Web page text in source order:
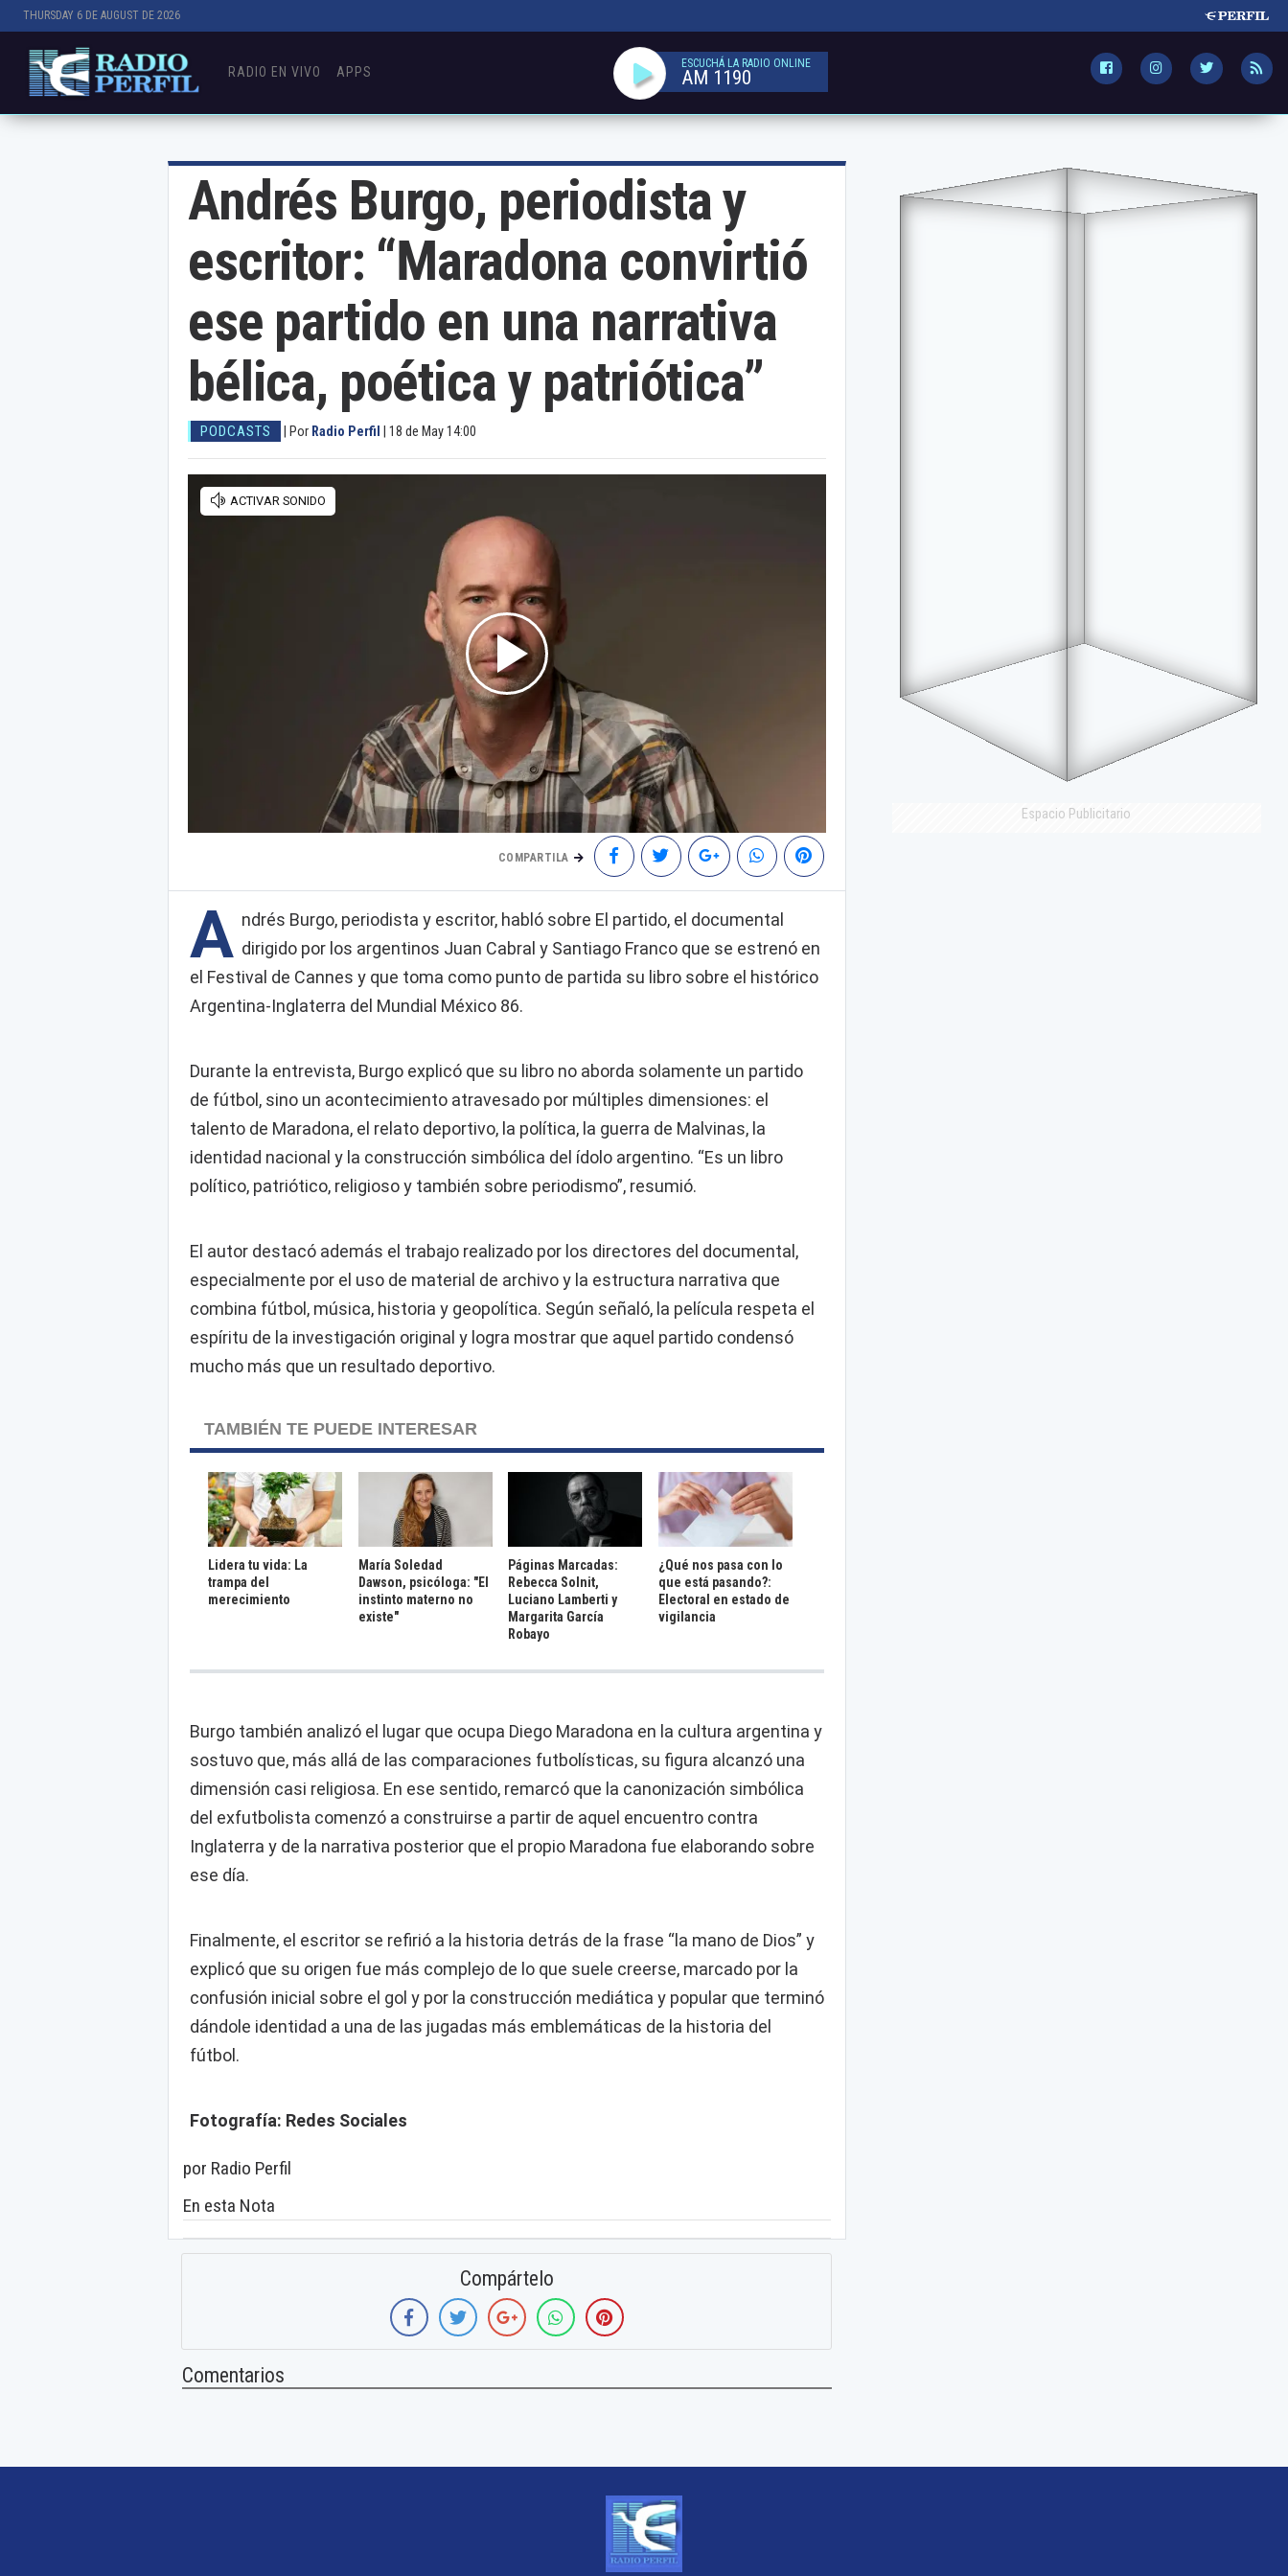
THURSDAY 6 DE AUGUST DE 2026
RADIO EN VIVO APPS
ESCUCHÁ LA RADIO ONLINE
AM 1190
Andrés Burgo, periodista y
escritor: “Maradona convirtió
ese partido en una narrativa
bélica, poética y patriótica”
PODCASTS Por Radio Perfil 18 de May 14:00
COMPARTILA
A ndrés Burgo, periodista y escritor, habló sobre El partido, el documental
dirigido por los argentinos Juan Cabral y Santiago Franco que se estrenó en
el Festival de Cannes y que toma como punto de partida su libro sobre el histórico
Argentina-Inglaterra del Mundial México 86.
Durante la entrevista, Burgo explicó que su libro no aborda solamente un partido
de fútbol, sino un acontecimiento atravesado por múltiples dimensiones: el
talento de Maradona, el relato deportivo, la política, la guerra de Malvinas, la
identidad nacional y la construcción simbólica del ídolo argentino. “Es un libro
político, patriótico, religioso y también sobre periodismo”, resumió.
El autor destacó además el trabajo realizado por los directores del documental,
especialmente por el uso de material de archivo y la estructura narrativa que
combina fútbol, música, historia y geopolítica. Según señaló, la película respeta el
espíritu de la investigación original y logra mostrar que aquel partido condensó
mucho más que un resultado deportivo.
TAMBIÉN TE PUEDE INTERESAR
Lidera tu vida: La
trampa del
merecimiento
María Soledad
Dawson, psicóloga: "El
instinto materno no
existe"
Páginas Marcadas:
Rebecca Solnit,
Luciano Lamberti y
Margarita García
Robayo
¿Qué nos pasa con lo
que está pasando?:
Electoral en estado de
vigilancia
Burgo también analizó el lugar que ocupa Diego Maradona en la cultura argentina y
sostuvo que, más allá de las comparaciones futbolísticas, su figura alcanzó una
dimensión casi religiosa. En ese sentido, remarcó que la canonización simbólica
del exfutbolista comenzó a construirse a partir de aquel encuentro contra
Inglaterra y de la narrativa posterior que el propio Maradona fue elaborando sobre
ese día.
Finalmente, el escritor se refirió a la historia detrás de la frase “la mano de Dios” y
explicó que su origen fue más complejo de lo que suele creerse, marcado por la
confusión inicial sobre el gol y por la construcción mediática y popular que terminó
dándole identidad a una de las jugadas más emblemáticas de la historia del
fútbol.
Fotografía: Redes Sociales
por Radio Perfil
En esta Nota
Compártelo
Comentarios
Espacio Publicitario